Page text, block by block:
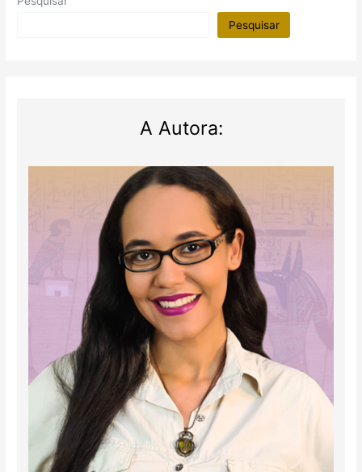
Pesquisar
A Autora: